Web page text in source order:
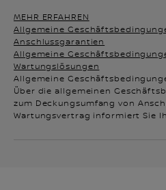
MEHR ERFAHREN
Allgemeine
Anschlussgarantien
Allgemeine
Wartungslösungen
Allgemeine
Über die allgemeinen
zum Deckungsumfang von
Wartungsvertrag informiert Sie